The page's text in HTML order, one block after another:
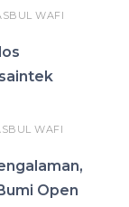
WAFI
WAFI
Open